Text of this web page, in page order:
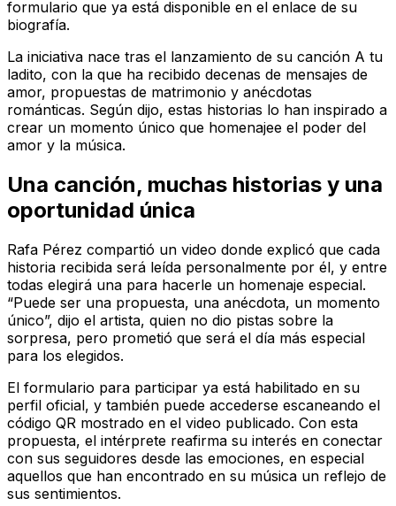
formulario que ya está disponible en el enlace de su
biografía.
La iniciativa nace tras el lanzamiento de su canción A tu
ladito, con la que ha recibido decenas de mensajes de
amor, propuestas de matrimonio y anécdotas
románticas. Según dijo, estas historias lo han inspirado a
crear un momento único que homenajee el poder del
amor y la música.
Una canción, muchas historias y una
oportunidad única
Rafa Pérez compartió un video donde explicó que cada
historia recibida será leída personalmente por él, y entre
todas elegirá una para hacerle un homenaje especial.
“Puede ser una propuesta, una anécdota, un momento
único”, dijo el artista, quien no dio pistas sobre la
sorpresa, pero prometió que será el día más especial
para los elegidos.
El formulario para participar ya está habilitado en su
perfil oficial, y también puede accederse escaneando el
código QR mostrado en el video publicado. Con esta
propuesta, el intérprete reafirma su interés en conectar
con sus seguidores desde las emociones, en especial
aquellos que han encontrado en su música un reflejo de
sus sentimientos.